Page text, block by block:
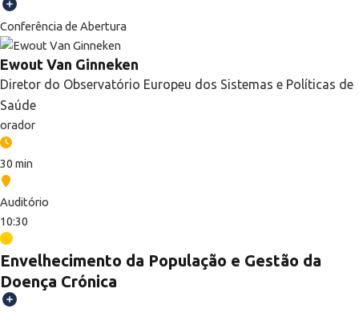
Conferência de Abertura
Ewout Van Ginneken
Diretor do Observatório Europeu dos Sistemas e Políticas de
Saúde
orador
30 min
Auditório
10:30
Envelhecimento da População e Gestão da
Doença Crónica